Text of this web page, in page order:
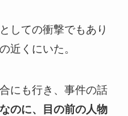
しての衝撃でもあり
近くにいた。
にも行き、事件の話
のに、目の前の人物